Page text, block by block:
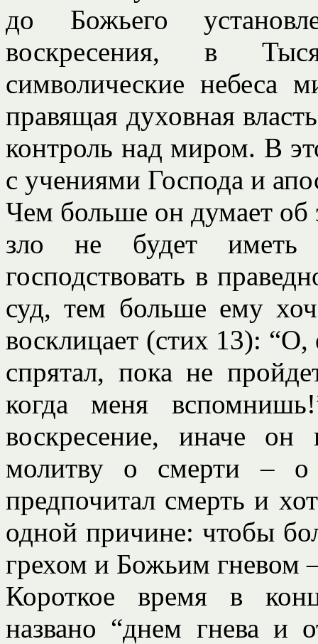
до Божьего
воскресения, в
символические небеса
правящая духовная
контроль над миром. В
с учениями Господа и
Чем больше он думает об
зло не будет иметь
господствовать в
суд, тем больше ему
восклицает (стих 13):
спрятал, пока не
когда меня
воскресение, иначе
молитву о смерти –
предпочитал смерть и
одной причине: чтобы
грехом и Божьим гневом
Короткое время в
названо “днем гнева и